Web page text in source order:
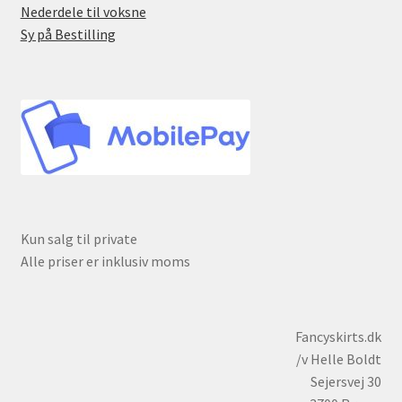
Nederdele til voksne
Sy på Bestilling
Kun salg til private
Alle priser er inklusiv moms
Fancyskirts.dk
/v Helle Boldt
Sejersvej 30